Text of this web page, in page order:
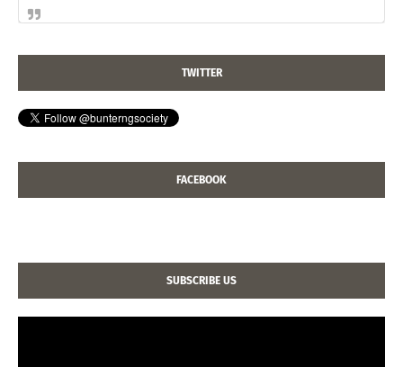
TWITTER
FACEBOOK
SUBSCRIBE US